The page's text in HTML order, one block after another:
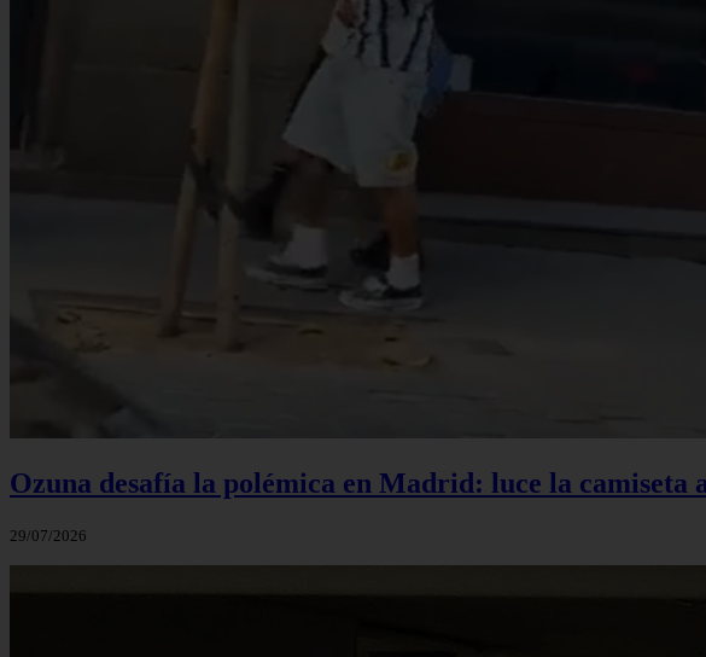
Ozuna desafía la polémica en Madrid: luce la camiseta
29/07/2026